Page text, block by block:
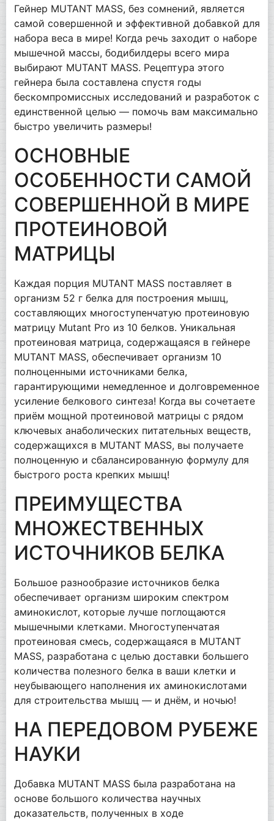
Гейнер MUTANT MASS, без сомнений, является
самой совершенной и эффективной добавкой для
набора веса в мире! Когда речь заходит о наборе
мышечной массы, бодибилдеры всего мира
выбирают MUTANT MASS. Рецептура этого
гейнера была составлена спустя годы
бескомпромиссных исследований и разработок с
единственной целью — помочь вам максимально
быстро увеличить размеры!
ОСНОВНЫЕ
ОСОБЕННОСТИ САМОЙ
СОВЕРШЕННОЙ В МИРЕ
ПРОТЕИНОВОЙ
МАТРИЦЫ
Каждая порция MUTANT MASS поставляет в
организм 52 г белка для построения мышц,
составляющих многоступенчатую протеиновую
матрицу Mutant Pro из 10 белков. Уникальная
протеиновая матрица, содержащаяся в гейнере
MUTANT MASS, обеспечивает организм 10
полноценными источниками белка,
гарантирующими немедленное и долговременное
усиление белкового синтеза! Когда вы сочетаете
приём мощной протеиновой матрицы с рядом
ключевых анаболических питательных веществ,
содержащихся в MUTANT MASS, вы получаете
полноценную и сбалансированную формулу для
быстрого роста крепких мышц!
ПРЕИМУЩЕСТВА
МНОЖЕСТВЕННЫХ
ИСТОЧНИКОВ БЕЛКА
Большое разнообразие источников белка
обеспечивает организм широким спектром
аминокислот, которые лучше поглощаются
мышечными клетками. Многоступенчатая
протеиновая смесь, содержащаяся в MUTANT
MASS, разработана с целью доставки большего
количества полезного белка в ваши клетки и
неубывающего наполнения их аминокислотами
для строительства мышц — и днём, и ночью!
НА ПЕРЕДОВОМ РУБЕЖЕ
НАУКИ
Добавка MUTANT MASS была разработана на
основе большого количества научных
доказательств, полученных в ходе